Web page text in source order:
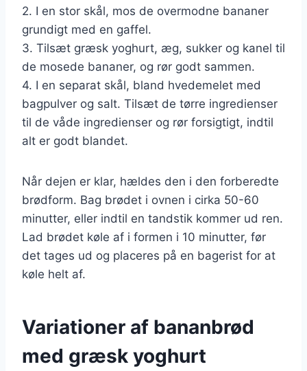
2. I en stor skål, mos de overmodne bananer
grundigt med en gaffel.
3. Tilsæt græsk yoghurt, æg, sukker og kanel til
de mosede bananer, og rør godt sammen.
4. I en separat skål, bland hvedemelet med
bagpulver og salt. Tilsæt de tørre ingredienser
til de våde ingredienser og rør forsigtigt, indtil
alt er godt blandet.
Når dejen er klar, hældes den i den forberedte
brødform. Bag brødet i ovnen i cirka 50-60
minutter, eller indtil en tandstik kommer ud ren.
Lad brødet køle af i formen i 10 minutter, før
det tages ud og placeres på en bagerist for at
køle helt af.
Variationer af bananbrød
med græsk yoghurt